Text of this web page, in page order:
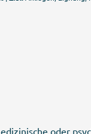
oder